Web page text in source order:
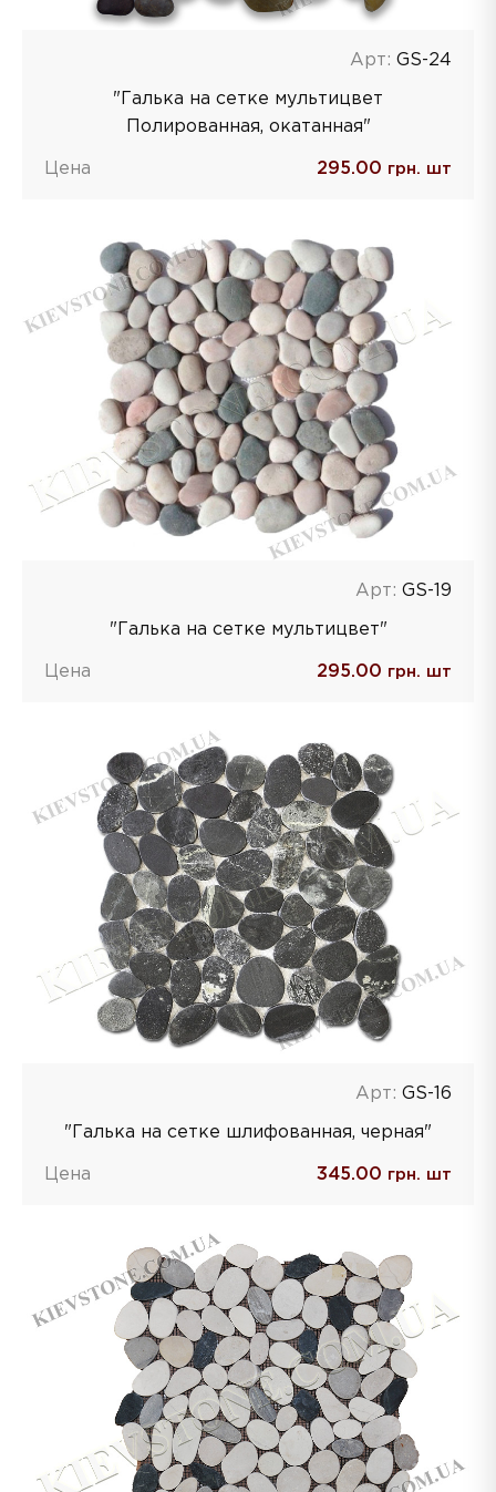
Арт: GS-24
"Галька на сетке мультицвет
Полированная, окатанная"
Цена 295.00 грн. шт
Арт: GS-19
"Галька на сетке мультицвет"
Цена 295.00 грн. шт
Арт: GS-16
"Галька на сетке шлифованная, черная"
Цена 345.00 грн. шт